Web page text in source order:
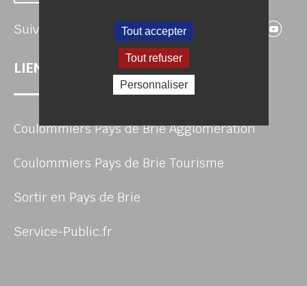
Suivez-nous Suivez-nous
Suivez-
LIENS UTILES
Coulommiers Pays de Brie Agglomération
Coulommiers Pays de Brie Tourisme
Sortir en Pays de Brie
Service-Public.fr
Tout accepter
Tout refuser
Personnaliser